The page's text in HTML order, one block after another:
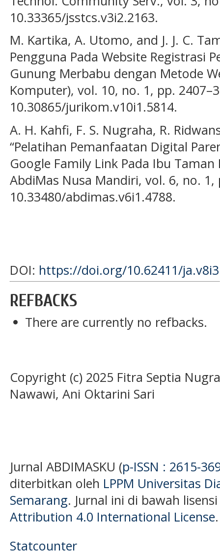
10.33365/jsstcs.v3i2.2163.
M. Kartika, A. Utomo, and J. J. C.
Pengguna Pada Website Registrasi
Gunung Merbabu dengan Metode
Komputer), vol. 10, no. 1, pp.
10.30865/jurikom.v10i1.5814.
A. H. Kahfi, F. S. Nugraha, R.
“Pelatihan Pemanfaatan Digital
Google Family Link Pada Ibu Taman
AbdiMas Nusa Mandiri, vol. 6, no. 1,
10.33480/abdimas.v6i1.4788.
DOI: https://doi.org/10.62411/
REFBACKS
There are currently no refbacks.
Copyright (c) 2025 Fitra Septia
Nawawi, Ani Oktarini Sari
Jurnal ABDIMASKU (p-ISSN : 2615-
diterbitkan oleh LPPM Universitas
Semarang. Jurnal ini di bawah
Attribution 4.0 International License.
Statcounter